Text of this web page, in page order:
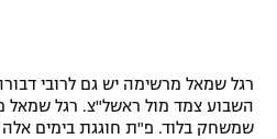
רגל שמאל מרשימה יש גם לרובי
השבוע צמד מול ראשל"צ. רגל שמאל